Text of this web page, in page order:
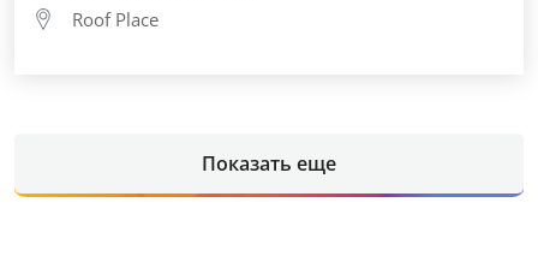
Roof Place
Показать еще